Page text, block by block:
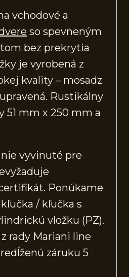
vchodové a
so spevneným
bez prekrytia
je vyrobená z
kvality – mosadz
Rustikálny
51 mm x 250 mm a
vyvinuté pre
Ponúkame
/ kľučka s
vložku (PZ).
rady Mariani line
záruku 5